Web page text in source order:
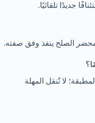
جديدًا تلقائيًا.
الصلح ينفذ وفق صفته.
لا تُنقل المهلة